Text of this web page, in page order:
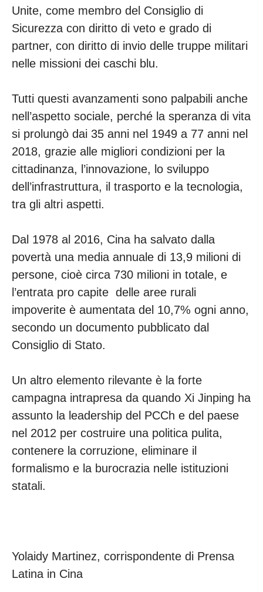
Unite, come membro del Consiglio di
Sicurezza con diritto di veto e grado di
partner, con diritto di invio delle truppe militari
nelle missioni dei caschi blu.
Tutti questi avanzamenti sono palpabili anche
nell’aspetto sociale, perché la speranza di vita
si prolungò dai 35 anni nel 1949 a 77 anni nel
2018, grazie alle migliori condizioni per la
cittadinanza, l’innovazione, lo sviluppo
dell’infrastruttura, il trasporto e la tecnologia,
tra gli altri aspetti.
Dal 1978 al 2016, Cina ha salvato dalla
povertà una media annuale di 13,9 milioni di
persone, cioè circa 730 milioni in totale, e
l’entrata pro capite delle aree rurali
impoverite è aumentata del 10,7% ogni anno,
secondo un documento pubblicato dal
Consiglio di Stato.
Un altro elemento rilevante è la forte
campagna intrapresa da quando Xi Jinping ha
assunto la leadership del PCCh e del paese
nel 2012 per costruire una politica pulita,
contenere la corruzione, eliminare il
formalismo e la burocrazia nelle istituzioni
statali.
Yolaidy Martinez, corrispondente di Prensa
Latina in Cina